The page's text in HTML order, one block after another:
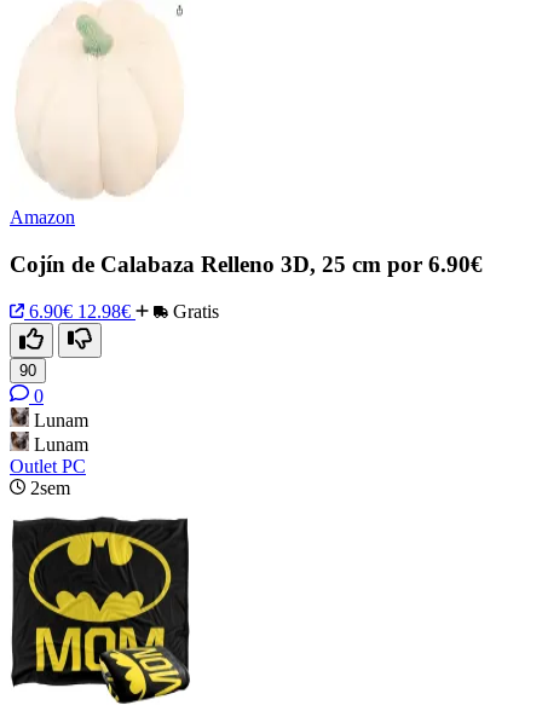
Amazon
Cojín de Calabaza Relleno 3D, 25 cm por 6.90€
6.90€ 12.98€ Gratis
90
0
Lunam
Lunam
Outlet PC
2sem